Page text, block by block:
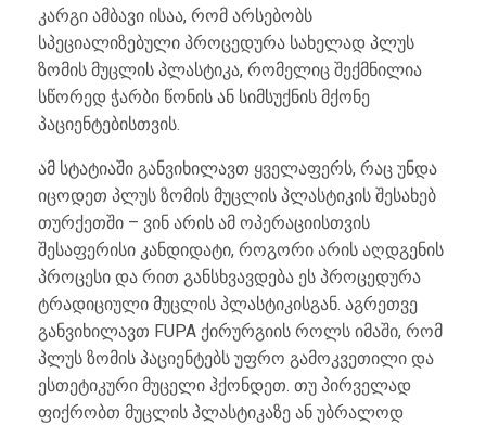
კარგი ამბავი ისაა, რომ არსებობს
სპეციალიზებული პროცედურა სახელად პლუს
ზომის მუცლის პლასტიკა, რომელიც შექმნილია
სწორედ ჭარბი წონის ან სიმსუქნის მქონე
პაციენტებისთვის.
ამ სტატიაში განვიხილავთ ყველაფერს, რაც უნდა
იცოდეთ პლუს ზომის მუცლის პლასტიკის შესახებ
თურქეთში – ვინ არის ამ ოპერაციისთვის
შესაფერისი კანდიდატი, როგორი არის აღდგენის
პროცესი და რით განსხვავდება ეს პროცედურა
ტრადიციული მუცლის პლასტიკისგან. აგრეთვე
განვიხილავთ FUPA ქირურგიის როლს იმაში, რომ
პლუს ზომის პაციენტებს უფრო გამოკვეთილი და
ესთეტიკური მუცელი ჰქონდეთ. თუ პირველად
ფიქრობთ მუცლის პლასტიკაზე ან უბრალოდ